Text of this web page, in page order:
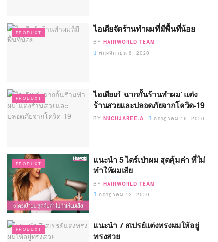
PRODUCT ไอเดียจัดร้านทำผมที่มีพื้นที่น้อย
BY HAIRWORLD TEAM
พฤศจิกายน 6, 2020
PRODUCT
ไอเดียเก๋ ‘ฉากกั้นร้านทำผม’ แต่ง
ร้านสวยและปลอดภัยจากโควิด-19
BY NUCHJAREE.A กรกฎาคม 16, 2020
PRODUCT
แนะนำ 5 ไดร์เป่าผม สุดคุ้มค่า ที่ไม่
ทำให้ผมเสีย
BY HAIRWORLD TEAM
กรกฎาคม 12, 2020
PRODUCT
แนะนำ 7 สเปรย์แต่งทรงผมให้อยู่
ทรงสวย